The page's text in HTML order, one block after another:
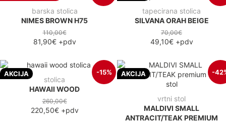
barska stolica
NIMES BROWN H75
110,00€
81,90€+pdv
tapecirana stolica
SILVANA ORAH BEIGE
70,00€
49,10€+pdv
AKCIJA -15%
stolica
HAWAII WOOD
260,00€
220,50€+pdv
AKCIJA -
vrtni stol
MALDIVI SMALL
ANTRACIT/TEAK PREMIUM